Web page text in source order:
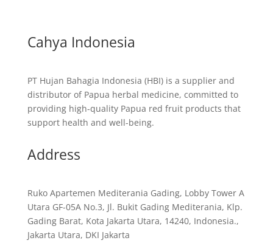
Cahya Indonesia
PT Hujan Bahagia Indonesia (HBI) is a supplier and
distributor of Papua herbal medicine, committed to
providing high-quality Papua red fruit products that
support health and well-being.
Address
Ruko Apartemen Mediterania Gading, Lobby Tower A
Utara GF-05A No.3, Jl. Bukit Gading Mediterania, Klp.
Gading Barat, Kota Jakarta Utara, 14240, Indonesia.,
Jakarta Utara, DKI Jakarta